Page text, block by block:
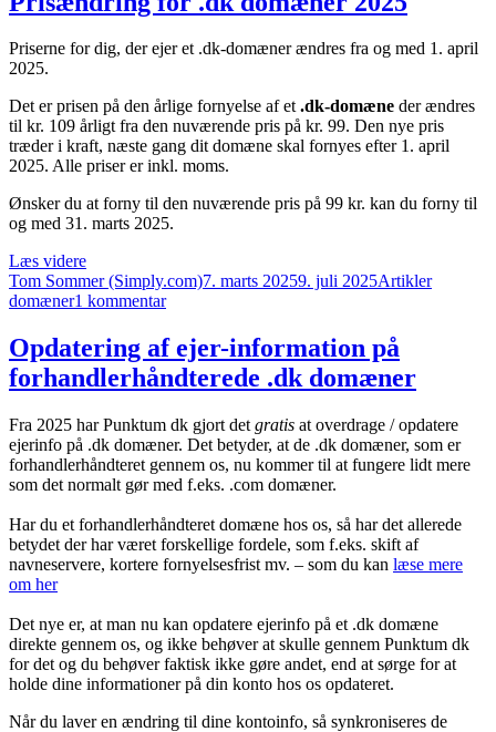
Priserne for dig, der ejer et .dk-domæner ændres fra og med 1. april
2025.
Det er prisen på den årlige fornyelse af et.dk-domæne der ændres
til kr. 109 årligt fra den nuværende pris på kr. 99. Den nye pris
træder i kraft, næste gang dit domæne skal fornyes efter 1. april
2025. Alle priser er inkl. moms.
Ønsker du at forny til den nuværende pris på 99 kr. kan du forny til
og med 31. marts 2025.
Læs videre“Prisændring
for
.dk
2025”
Forfatter
Tom Sommer (Simply.com)Udgivet
7. marts 20259. juli 2025Kategorier
ArtiklerTags
domæner1 kommentartil
for
.dk
domæner
Opdatering af ejer-information på
forhandlerhåndterede .dk domæner
Fra 2025 har Punktum dk gjort det gratis at overdrage / opdatere
ejerinfo på .dk domæner. Det betyder, at de .dk domæner, som er
forhandlerhåndteret gennem os, nu kommer til at fungere lidt mere
som det normalt gør med f.eks. .com domæner.
Har du et forhandlerhåndteret domæne hos os, så har det allerede
betydet der har været forskellige fordele, som f.eks. skift af
navneservere, kortere fornyelsesfrist mv. – som du kan læse mere
om her
Det nye er, at man nu kan opdatere ejerinfo på et .dk domæne
direkte gennem os, og ikke behøver at skulle gennem Punktum dk
for det og du behøver faktisk ikke gøre andet, end at sørge for at
holde dine informationer på din konto hos os opdateret.
Når du laver en ændring til dine kontoinfo, så synkroniseres de